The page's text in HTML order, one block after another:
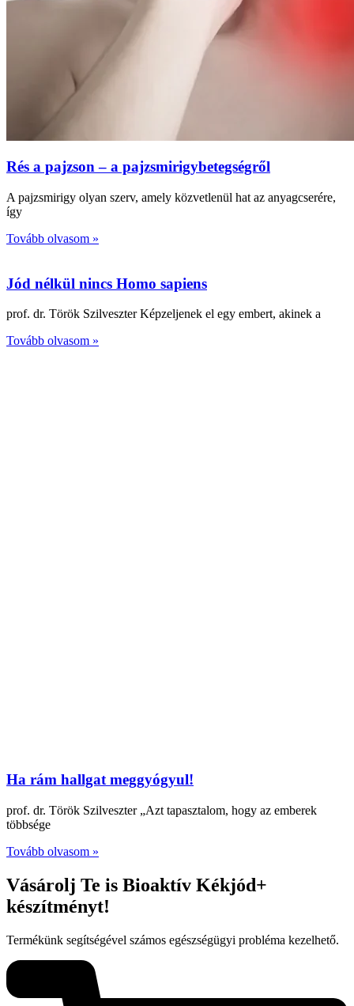
Rés a pajzson – a pajzsmirigybetegségről
A pajzsmirigy olyan szerv, amely közvetlenül hat az anyagcserére,
így
Tovább olvasom »
Jód nélkül nincs Homo sapiens
prof. dr. Török Szilveszter Képzeljenek el egy embert, akinek a
Tovább olvasom »
Ha rám hallgat meggyógyul!
prof. dr. Török Szilveszter „Azt tapasztalom, hogy az emberek
többsége
Tovább olvasom »
Vásárolj Te is Bioaktív Kékjód+
készítményt!
Termékünk segítségével számos egészségügyi probléma kezelhető.